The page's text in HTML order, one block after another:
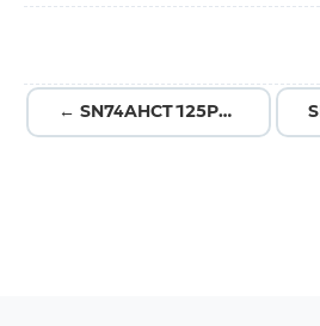
← SN74AHCT125PWR